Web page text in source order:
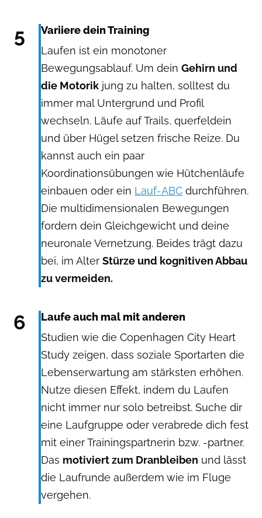
5
Variiere dein Training
Laufen ist ein monotoner
Bewegungsablauf. Um dein Gehirn und
die Motorik jung zu halten, solltest du
immer mal Untergrund und Profil
wechseln. Läufe auf Trails, querfeldein
und über Hügel setzen frische Reize. Du
kannst auch ein paar
Koordinationsübungen wie Hütchenläufe
einbauen oder ein Lauf-ABC durchführen.
Die multidimensionalen Bewegungen
fordern dein Gleichgewicht und deine
neuronale Vernetzung. Beides trägt dazu
bei, im Alter Stürze und kognitiven Abbau
zu vermeiden.
6
Laufe auch mal mit anderen
Studien wie die Copenhagen City Heart
Study zeigen, dass soziale Sportarten die
Lebenserwartung am stärksten erhöhen.
Nutze diesen Effekt, indem du Laufen
nicht immer nur solo betreibst. Suche dir
eine Laufgruppe oder verabrede dich fest
mit einer Trainingspartnerin bzw. -partner.
Das motiviert zum Dranbleiben und lässt
die Laufrunde außerdem wie im Fluge
vergehen.